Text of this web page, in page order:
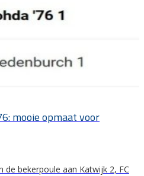
mooie opmaat voor
de bekerpoule aan Katwijk 2, FC